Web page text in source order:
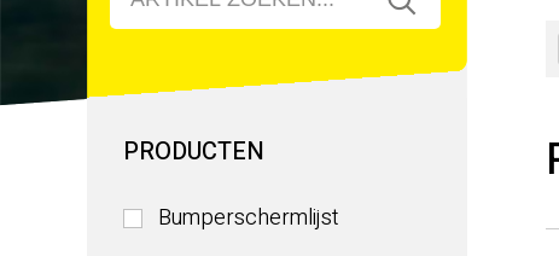
PASKLARE OPLOSSINGEN
PRODUCTEN
Bumperschermlijst